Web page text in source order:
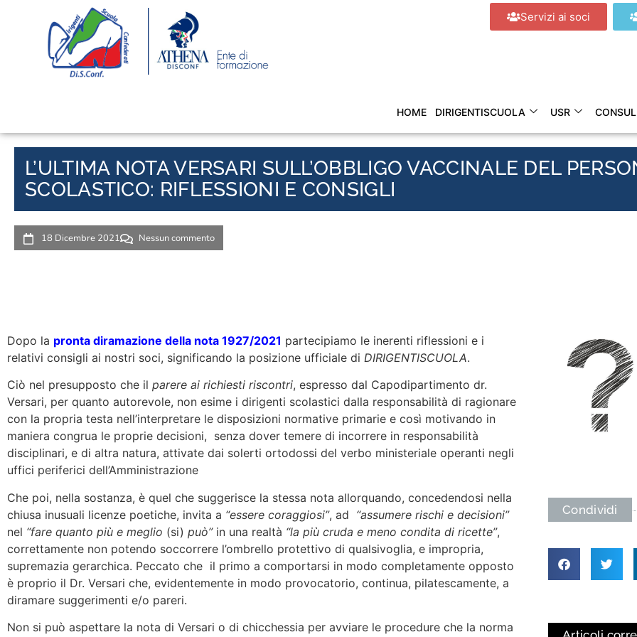
Servizi ai soci
HOME DIRIGENTISCUOLA USR
L’ULTIMA NOTA VERSARI SULL’OBBLIGO VACCINALE DEL
SCOLASTICO: RIFLESSIONI E CONSIGLI
18 Dicembre 2021 Nessun commento
Dopo la pronta diramazione della nota 1927/2021 partecipiamo le inerenti riflessioni e i
relativi consigli ai nostri soci, significando la posizione ufficiale di DIRIGENTISCUOLA.
Ciò nel presupposto che il parere ai richiesti riscontri, espresso dal Capodipartimento dr.
Versari, per quanto autorevole, non esime i dirigenti scolastici dalla responsabilità di ragionare
con la propria testa nell’interpretare le disposizioni normative primarie e così motivando in
maniera congrua le proprie decisioni, senza dover temere di incorrere in responsabilità
disciplinari, e di altra natura, attivate dai solerti ortodossi del verbo ministeriale operanti negli
uffici periferici dell’Amministrazione
Che poi, nella sostanza, è quel che suggerisce la stessa nota allorquando, concedendosi nella
chiusa inusuali licenze poetiche, invita a “essere coraggiosi”, ad “assumere rischi e decisioni”
nel “fare quanto più e meglio (si) può” in una realtà “la più cruda e meno condita di ricette”,
correttamente non potendo soccorrere l’ombrello protettivo di qualsivoglia, e impropria,
supremazia gerarchica. Peccato che il primo a comportarsi in modo completamente opposto
è proprio il Dr. Versari che, evidentemente in modo provocatorio, continua, pilatescamente, a
diramare suggerimenti e/o pareri.
Non si può aspettare la nota di Versari o di chicchessia per avviare le procedure che la norma
Condividi